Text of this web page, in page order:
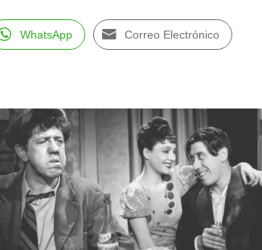
WhatsApp Correo Electrónico